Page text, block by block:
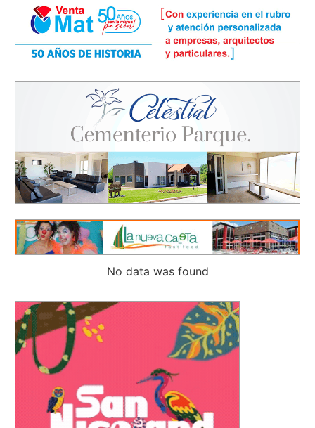
No data was found